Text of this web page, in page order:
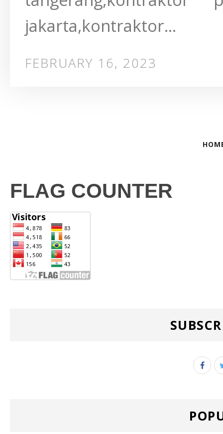
jakarta,kontraktor...
FEBRUARY 16, 2023
FLAG COUNTER